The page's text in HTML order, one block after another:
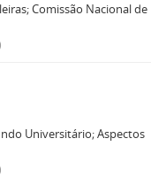
Comissão Nacional de
Universitário; Aspectos